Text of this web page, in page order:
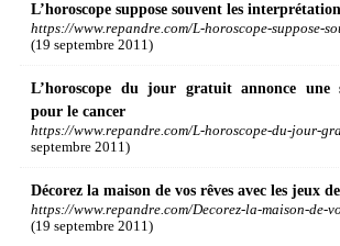
L’horoscope suppose souvent les
https://www.repandre.com/L-horoscope-suppose-
(19 septembre 2011)
L’horoscope du jour gratuit annonce une
pour le cancer
https://www.repandre.com/L-horoscope-du-jour-
septembre 2011)
Décorez la maison de vos rêves avec les jeux
https://www.repandre.com/Decorez-la-maison-de-
(19 septembre 2011)